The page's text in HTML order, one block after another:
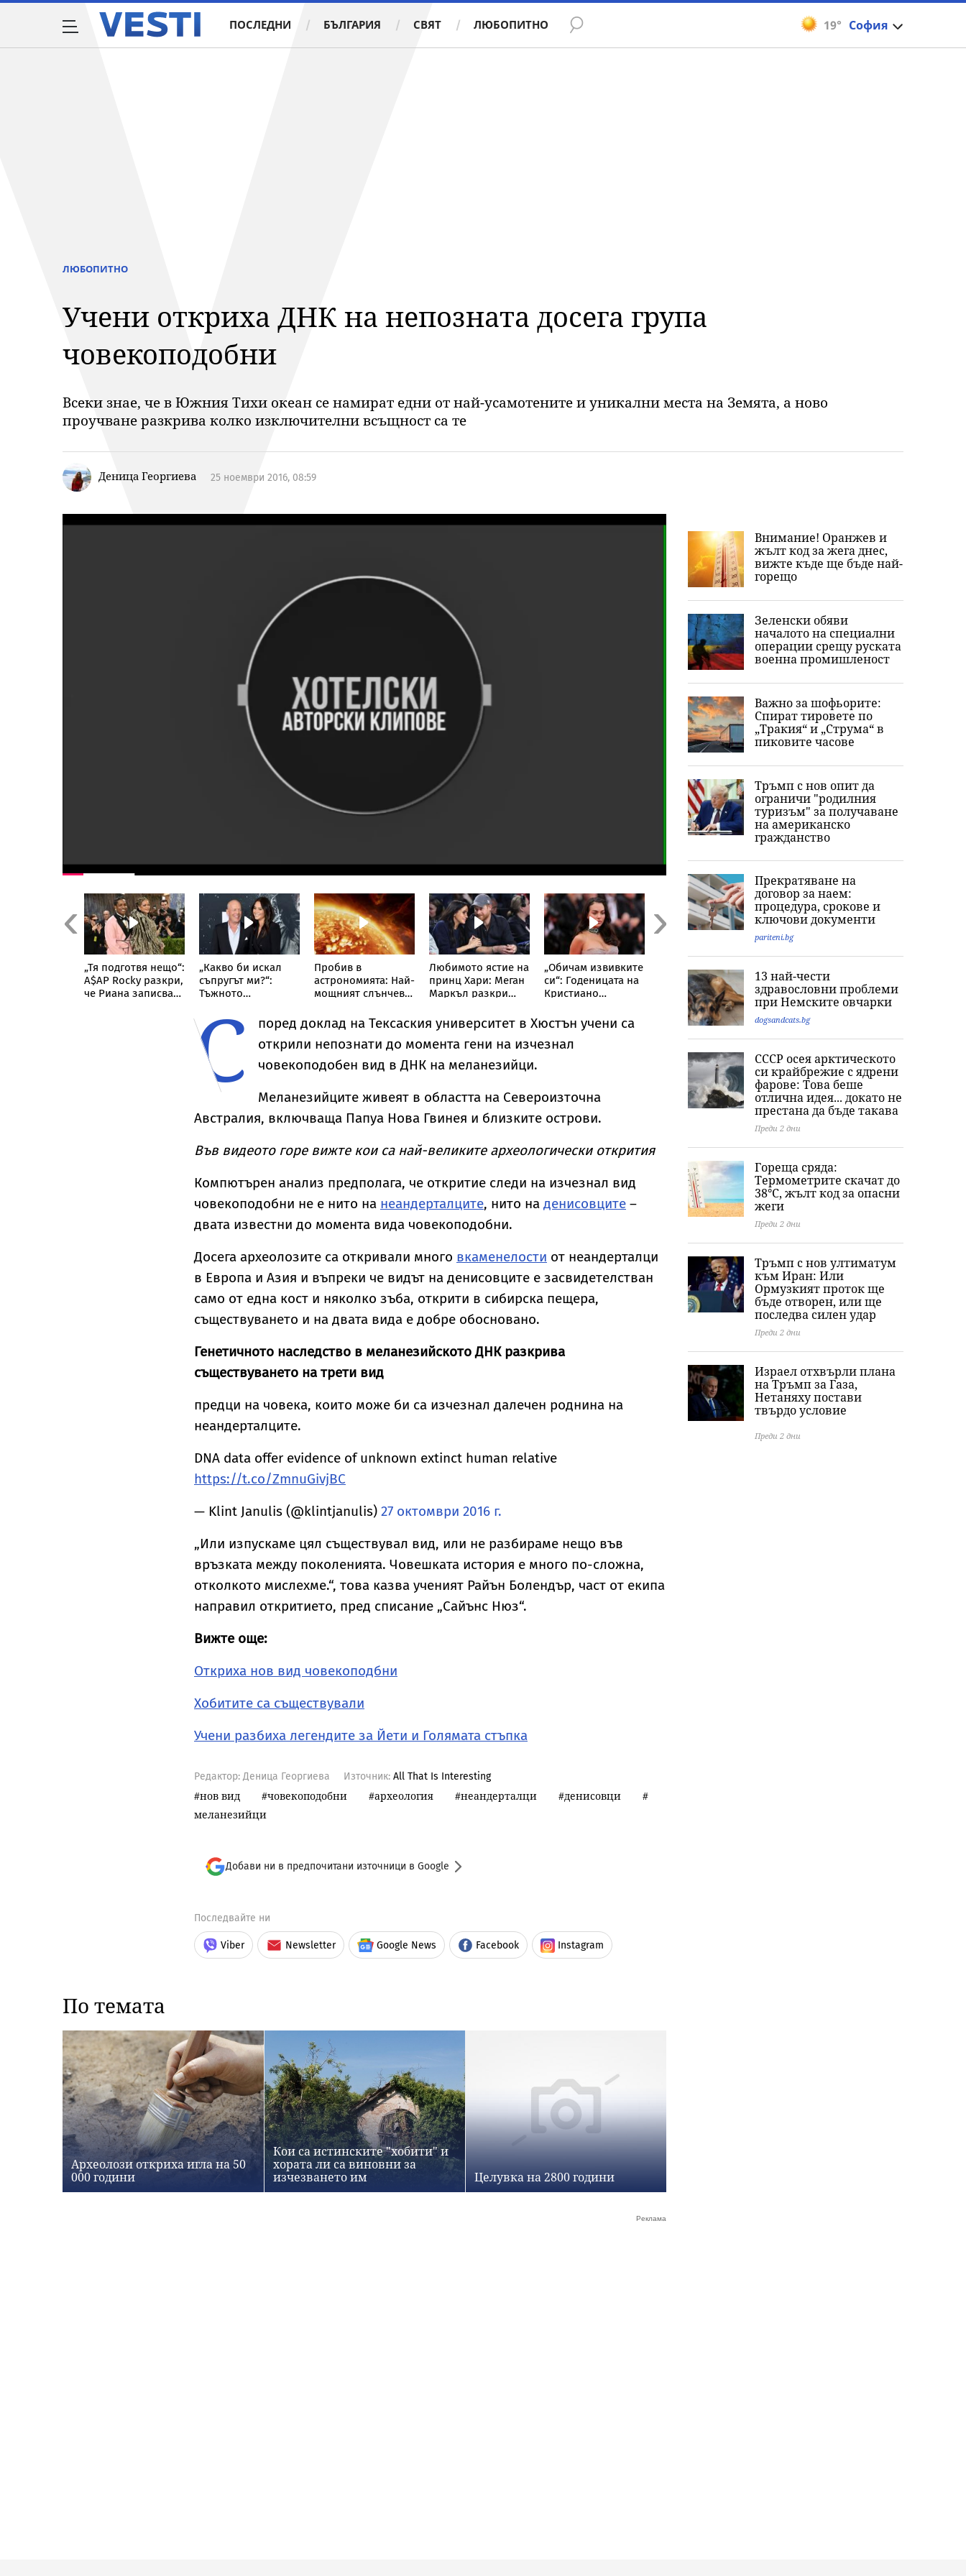
19° София
ПОСЛЕДНИ БЪЛГАРИЯ СВЯТ ЛЮБОПИТНО
ЛЮБОПИТНО
Учени откриха ДНК на непозната досега група
човекоподобни
Всеки знае, че в Южния Тихи океан се намират едни от най-усамотените и уникални места на Земята, а ново
проучване разкрива колко изключителни всъщност са те
Деница Георгиева 25 ноември 2016, 08:59
Previous
„Тя подготвя нещо“:
A$AP Rocky разкри,
че Риана записва
„Какво би искал
съпругът ми?“:
Тъжното
съпругата на Брус
Уилис след юбилея
ѝ
Пробив в
астрономията: Най-
мощният слънчев
невиждано досега
явление
Любимото ястие на
принц Хари: Меган
Маркъл разкри
дома им
„Обичам извивките
си“: Годеницата на
Кристиано
на критиките към
тялото ѝ
Ким Кардашиян
разпали мрежата:
Публикува снимка
с „гаджето от
Формула 1“ Люис
Джак“: Последните
думи и фаталната
нощ на
холивудската
парашут“ от
С
поред доклад на Тексаския университет в Хюстън учени са
открили непознати до момента гени на изчезнал
човекоподобен вид в ДНК на меланезийци.
Меланезийците живеят в областта на Североизточна
Австралия, включваща Папуа Нова Гвинея и близките острови.
Във видеото горе вижте кои са най-великите археологически открития
Компютърен анализ предполага, че откритие следи на изчезнал вид
човекоподобни не е нито на неандерталците, нито на денисовците –
двата известни до момента вида човекоподобни.
Досега археолозите са откривали много вкаменелости от неандерталци
в Европа и Азия и въпреки че видът на денисовците е засвидетелстван
само от една кост и няколко зъба, открити в сибирска пещера,
съществуването и на двата вида е добре обосновано.
Генетичното наследство в меланезийското ДНК разкрива
съществуването на трети вид
предци на човека, които може би са изчезнал далечен роднина на
неандерталците.
DNA data offer evidence of unknown extinct human relative
https://t.co/ZmnuGivjBC
— Klint Janulis (@klintjanulis) 27 октомври 2016 г.
„Или изпускаме цял съществувал вид, или не разбираме нещо във
връзката между поколенията. Човешката история е много по-сложна,
отколкото мислехме.“, това казва ученият Райън Болендър, част от екипа
направил откритието, пред списание „Сайънс Нюз“.
Вижте още:
Откриха нов вид човекоподбни
Хобитите са съществували
Учени разбиха легендите за Йети и Голямата стъпка
Редактор: Деница Георгиева Източник: All That Is Interesting
нов вид човекоподобни археология неандерталци
денисовци
меланезийци
Добави ни в предпочитани източници в Google
Последвайте ни
Viber Newsletter Google News Facebook Instagram
По темата
Археолози откриха игла на 50
000 години
Кои са истинските "хобити" и
хората ли са виновни за
изчезването им
Целувка на 2800 години
Внимание! Оранжев и
жълт код за жега днес,
вижте къде ще бъде най-
горещо
Зеленски обяви
началото на специални
операции срещу руската
военна промишленост
Важно за шофьорите:
Спират тировете по
„Тракия“ и „Струма“ в
пиковите часове
Тръмп с нов опит да
ограничи "родилния
туризъм" за получаване
на американско
гражданство
Прекратяване на
договор за наем:
процедура, срокове и
ключови документи
pariteni.bg
13 най-чести
здравословни проблеми
при Немските овчарки
dogsandcats.bg
СССР осея арктическото
си крайбрежие с ядрени
фарове: Това беше
отлична идея... докато не
престана да бъде такава
Преди 2 дни
Гореща сряда:
Термометрите скачат до
38°C, жълт код за опасни
жеги
Преди 2 дни
Тръмп с нов ултиматум
към Иран: Или
Ормузкият проток ще
бъде отворен, или ще
последва силен удар
Преди 2 дни
Израел отхвърли плана
на Тръмп за Газа,
Нетаняху постави
твърдо условие
Преди 2 дни